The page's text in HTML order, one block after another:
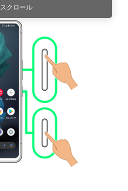
スクロール